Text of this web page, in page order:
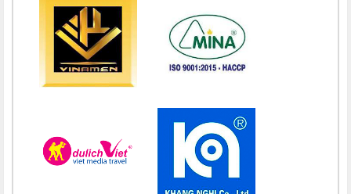
Chúc mừng bổn mạng Chị Maria Vũ Thị Hà 15/08
Chúc mừng bổn mạng Chị Maria Nguyễn Thị Thành 15/08
Chúc mừng bổn mạng Chị Maria Lai Thị Lan Anh 15/08
Chúc mừng bổn mạng Chị Maria Nguyễn Thị Thuận 15/08
Chúc mừng bổn mạng Chị Maria Đỗ Thị Nguyệt 15/08